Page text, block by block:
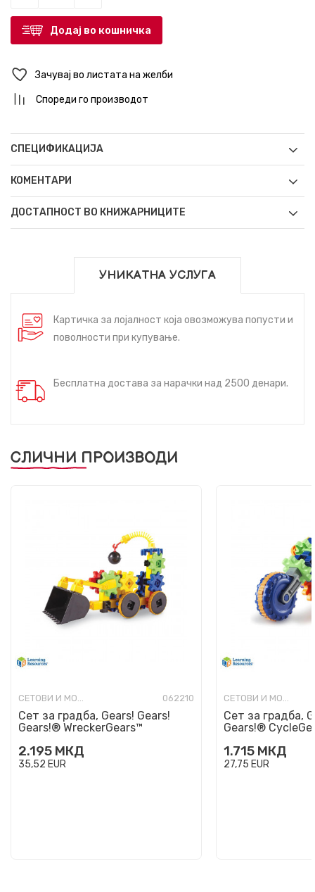
Додај во кошничка
Зачувај во листата на желби
Спореди го производот
СПЕЦИФИКАЦИЈА
КОМЕНТАРИ
ДОСТАПНОСТ ВО КНИЖАРНИЦИТЕ
УНИКАТНА УСЛУГА
Картичка за лојалност која овозможува попусти и
поволности при купување.
Бесплатна достава за нарачки над 2500 денари.
СЛИЧНИ ПРОИЗВОДИ
СЕТОВИ И МОДЕЛИ ЗА ГРАДБА 062210
Сет за градба, Gears! Gears!
Gears!® WreckerGears™
2.195 МКД
35,52 EUR
СЕТОВИ И МОДЕЛИ ЗА ГРАДБА
Сет за градба,
Gears!®
1.715 МКД
27,75 EUR